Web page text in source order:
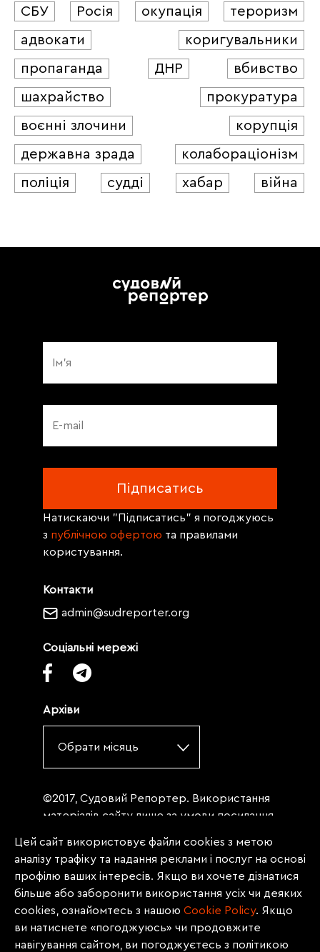
СБУ
Росія окупація
тероризм
адвокати
коригувальники
пропаганда
ДНР
вбивство
шахрайство
прокуратура
воєнні злочини
корупція
державна зрада
колабораціонізм
поліція
судді хабар війна
Контакти
admin@sudreporter.org
Соціальні мережі
Архіви
Обрати місяць
Натискаючи "Підписатись" я погоджуюсь
з публічною офертою та правилами
користування.
©2017, Судовий Репортер. Використання
матеріалів сайту лише за умови посилання
«Судовий репортер» не нижче третього
абзацу. Матеріали, щодо яких міститься
заборона на повну републікацію
(передрук, копіювання, відтворення або
інше використання), заборонено
передруковувати без згоди редакції.
Цей сайт використовує файли cookies з метою
аналізу трафіку та надання реклами і послуг на основі
профілю ваших інтересів. Якщо ви хочете дізнатися
більше або заборонити використання усіх чи деяких
cookies, ознайомтесь з нашою Сookie Policy. Якщо
ви натиснете «погоджуюсь» чи продовжите
навігування сайтом, ви погоджуєтесь з політикою